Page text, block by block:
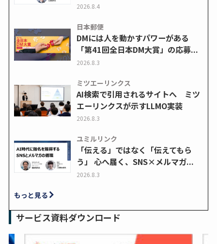
2026.8.4
日本郵便
DMには人を動かすパワーがある
「第41回全日本DM大賞」の応募...
2026.8.3
ミツエーリンクス
AI検索で引用されるサイトへ ミツ
エーリンクスが示すLLMO実装
2026.8.3
ユミルリンク
「伝える」ではなく「伝えてもら
う」 心へ届く、SNS×メルマガ...
2026.8.3
もっと見る
サービス資料ダウンロード